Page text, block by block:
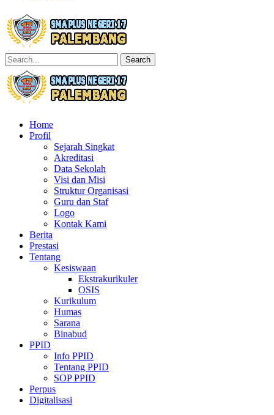
Search
Home
Profil
Sejarah Singkat
Akreditasi
Data Sekolah
Visi dan Misi
Struktur Organisasi
Guru dan Staf
Logo
Kontak Kami
Berita
Prestasi
Tentang
Kesiswaan
Ekstrakurikuler
OSIS
Kurikulum
Humas
Sarana
Binabud
PPID
Info PPID
Tentang PPID
SOP PPID
Perpus
Digitalisasi